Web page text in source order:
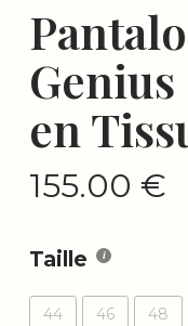
en
155.00 €
Taille
44 46 48